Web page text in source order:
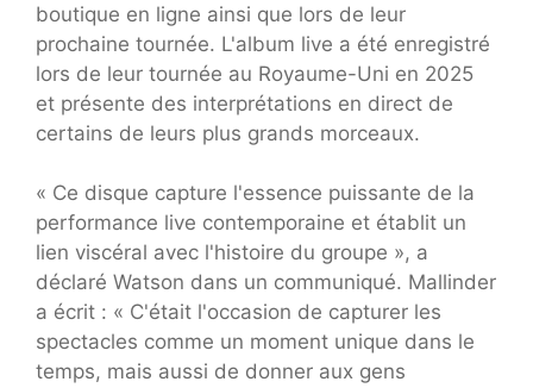
boutique en ligne ainsi que lors de leur
prochaine tournée. L'album live a été enregistré
lors de leur tournée au Royaume-Uni en 2025
et présente des interprétations en direct de
certains de leurs plus grands morceaux.
« Ce disque capture l'essence puissante de la
performance live contemporaine et établit un
lien viscéral avec l'histoire du groupe », a
déclaré Watson dans un communiqué. Mallinder
a écrit : « C'était l'occasion de capturer les
spectacles comme un moment unique dans le
temps, mais aussi de donner aux gens